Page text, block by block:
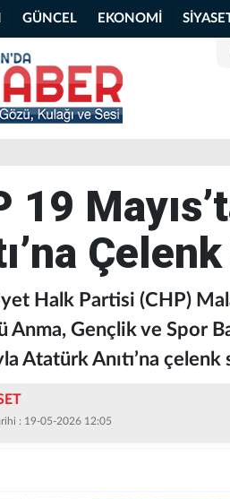
GÜNCEL EKONOMİ
19
Halk Partisi (CHP)
Anma, Gençlik ve Spor
Atatürk Anıtı’na
: 19-05-2026 12:05